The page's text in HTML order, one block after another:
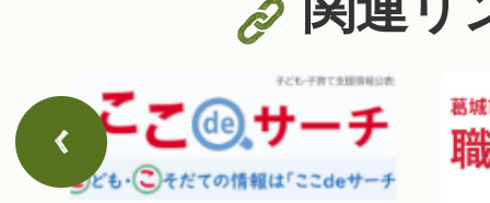
3
枚
目
枚
目
次のスライドを表示